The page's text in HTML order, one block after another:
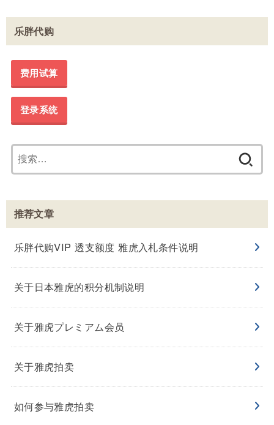
乐胖代购
费用试算
登录系统
索：
推荐文章
乐胖代购VIP 透支额度 雅虎入札条件说明
关于日本雅虎的积分机制说明
关于雅虎プレミアム会员
关于雅虎拍卖
如何参与雅虎拍卖